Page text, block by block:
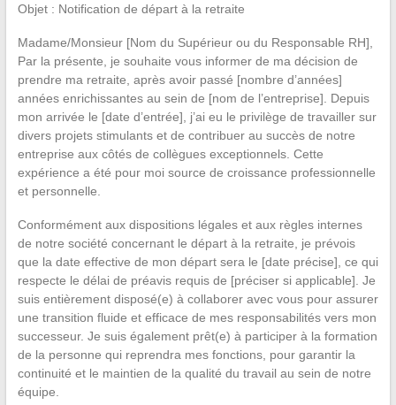
Objet : Notification de départ à la retraite
Madame/Monsieur [Nom du Supérieur ou du Responsable RH],
Par la présente, je souhaite vous informer de ma décision de
prendre ma retraite, après avoir passé [nombre d’années]
années enrichissantes au sein de [nom de l’entreprise]. Depuis
mon arrivée le [date d’entrée], j’ai eu le privilège de travailler sur
divers projets stimulants et de contribuer au succès de notre
entreprise aux côtés de collègues exceptionnels. Cette
expérience a été pour moi source de croissance professionnelle
et personnelle.
Conformément aux dispositions légales et aux règles internes
de notre société concernant le départ à la retraite, je prévois
que la date effective de mon départ sera le [date précise], ce qui
respecte le délai de préavis requis de [préciser si applicable]. Je
suis entièrement disposé(e) à collaborer avec vous pour assurer
une transition fluide et efficace de mes responsabilités vers mon
successeur. Je suis également prêt(e) à participer à la formation
de la personne qui reprendra mes fonctions, pour garantir la
continuité et le maintien de la qualité du travail au sein de notre
équipe.